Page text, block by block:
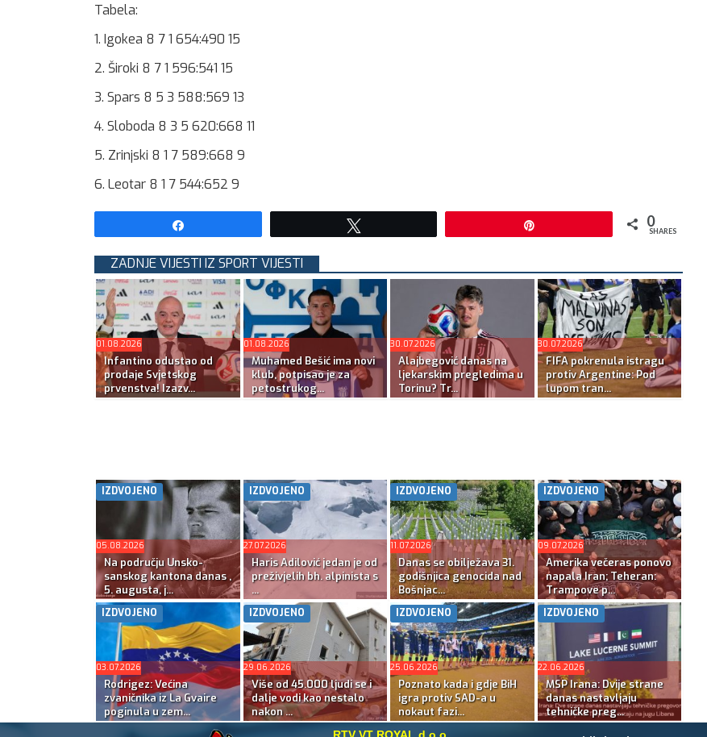
Tabela:
1. Igokea 8 7 1 654:490 15
2. Široki 8 7 1 596:541 15
3. Spars 8 5 3 588:569 13
4. Sloboda 8 3 5 620:668 11
5. Zrinjski 8 1 7 589:668 9
6. Leotar 8 1 7 544:652 9
0
SHARES
ZADNJE VIJESTI IZ SPORT VIJESTI
01.08.2026
Infantino odustao od
prodaje Svjetskog
prvenstva! Izazv...
01.08.2026
Muhamed Bešić ima novi
klub, potpisao je za
petostrukog...
30.07.2026
Alajbegović danas na
ljekarskim pregledima u
Torinu? Tr...
30.07.2026
FIFA pokrenula istragu
protiv Argentine: Pod
lupom tran...
IZDVOJENO
05.08.2026
Na području Unsko-
sanskog kantona danas ,
5. augusta, j...
IZDVOJENO
27.07.2026
Haris Adilović jedan je od
preživjelih bh. alpinista s
...
IZDVOJENO
11.07.2026
Danas se obilježava 31.
godišnjica genocida nad
Bošnjac...
IZDVOJENO
09.07.2026
Amerika večeras ponovo
napala Iran; Teheran:
Trampove p...
IZDVOJENO
03.07.2026
Rodrigez: Većina
zvaničnika iz La Gvaire
poginula u zem...
IZDVOJENO
29.06.2026
Više od 45.000 ljudi se i
dalje vodi kao nestalo
nakon ...
IZDVOJENO
25.06.2026
Poznato kada i gdje BiH
igra protiv SAD-a u
nokaut fazi...
IZDVOJENO
22.06.2026
MSP Irana: Dvije strane
danas nastavljaju
tehničke preg...